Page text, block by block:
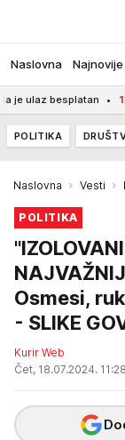
Naslovna Najnovije
besplatan 13:24
POLITIKA
Naslovna Vesti
POLITIKA
Osmesi,
- SLIKE
Kurir Web
Čet, 18.07.2024.